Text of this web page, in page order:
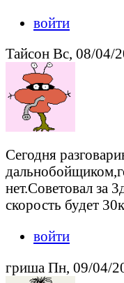
войти
Тайсон Вс, 08/04/
Cегодня
нет.Советовал за
скорость будет
войти
гриша Пн, 09/04/